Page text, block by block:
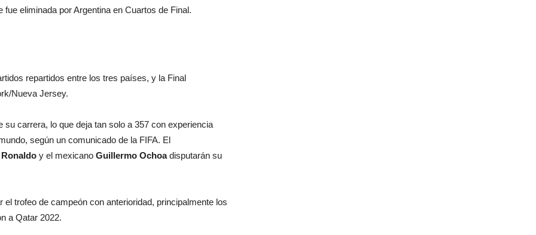
eliminada por Argentina en Cuartos de Final.
repartidos entre los tres países, y la Final
Nueva Jersey.
carrera, lo que deja tan solo a 357 con experiencia
según un comunicado de la FIFA. El
y el mexicano Guillermo Ochoadisputarán su
trofeo de campeón con anterioridad, principalmente los
a Qatar 2022.